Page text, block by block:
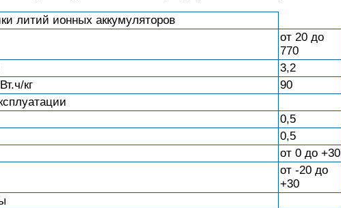
литий ионных аккумуляторов
от 20 до
770
3,2
кг
90
0,5
0,5
от 0 до +30
от -20 до
+30